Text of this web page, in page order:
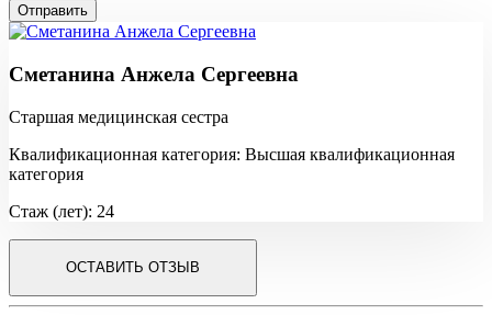
Сметанина Анжела Сергеевна
Старшая медицинская сестра
Квалификационная категория: Высшая квалификационная
категория
Стаж (лет): 24
ОСТАВИТЬ ОТЗЫВ